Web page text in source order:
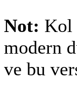
Not: Kol
modern
ve bu